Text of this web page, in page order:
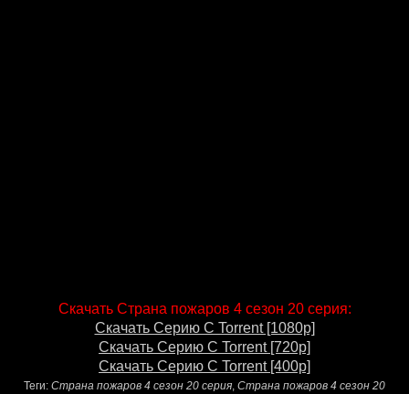
Скачать Страна пожаров 4 сезон 20 серия:
Скачать Серию С Torrent [1080p]
Скачать Серию С Torrent [720p]
Скачать Серию С Torrent [400p]
Теги: Страна пожаров 4 сезон 20 серия, Страна пожаров 4 сезон 20